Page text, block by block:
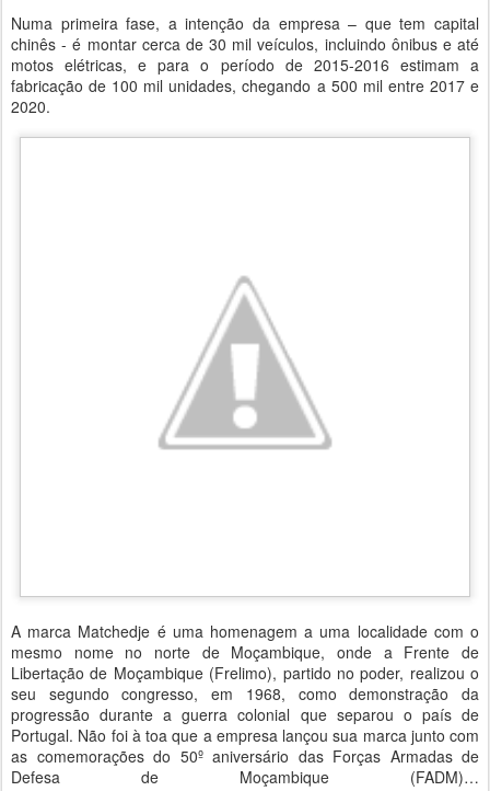
Numa primeira fase, a intenção da empresa – que tem capital
chinês - é montar cerca de 30 mil veículos, incluindo ônibus e até
motos elétricas, e para o período de 2015-2016 estimam a
fabricação de 100 mil unidades, chegando a 500 mil entre 2017 e
2020.
A marca Matchedje é uma homenagem a uma localidade com o
mesmo nome no norte de Moçambique, onde a Frente de
Libertação de Moçambique (Frelimo), partido no poder, realizou o
seu segundo congresso, em 1968, como demonstração da
progressão durante a guerra colonial que separou o país de
Portugal. Não foi à toa que a empresa lançou sua marca junto com
as comemorações do 50º aniversário das Forças Armadas de
Defesa de Moçambique (FADM)…